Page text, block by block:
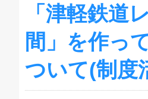
「津軽鉄道
間」を作っ
ついて(制度